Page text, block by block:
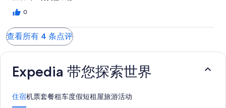
0
查看所有 4 条点评
Expedia 带您探索世界
住宿机票套餐租车度假短租屋旅游活动